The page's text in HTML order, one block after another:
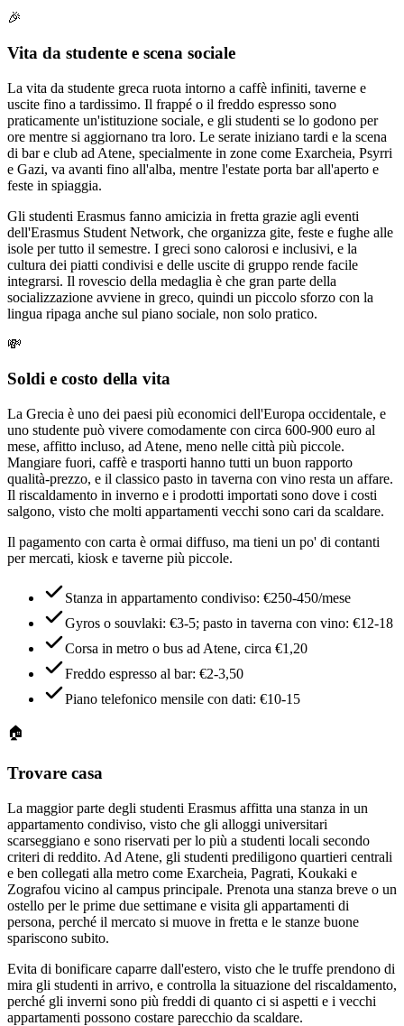
🎉
Vita da studente e scena sociale
La vita da studente greca ruota intorno a caffè infiniti, taverne e
uscite fino a tardissimo. Il frappé o il freddo espresso sono
praticamente un'istituzione sociale, e gli studenti se lo godono per
ore mentre si aggiornano tra loro. Le serate iniziano tardi e la scena
di bar e club ad Atene, specialmente in zone come Exarcheia, Psyrri
e Gazi, va avanti fino all'alba, mentre l'estate porta bar all'aperto e
feste in spiaggia.
Gli studenti Erasmus fanno amicizia in fretta grazie agli eventi
dell'Erasmus Student Network, che organizza gite, feste e fughe alle
isole per tutto il semestre. I greci sono calorosi e inclusivi, e la
cultura dei piatti condivisi e delle uscite di gruppo rende facile
integrarsi. Il rovescio della medaglia è che gran parte della
socializzazione avviene in greco, quindi un piccolo sforzo con la
lingua ripaga anche sul piano sociale, non solo pratico.
💸
Soldi e costo della vita
La Grecia è uno dei paesi più economici dell'Europa occidentale, e
uno studente può vivere comodamente con circa 600-900 euro al
mese, affitto incluso, ad Atene, meno nelle città più piccole.
Mangiare fuori, caffè e trasporti hanno tutti un buon rapporto
qualità-prezzo, e il classico pasto in taverna con vino resta un affare.
Il riscaldamento in inverno e i prodotti importati sono dove i costi
salgono, visto che molti appartamenti vecchi sono cari da scaldare.
Il pagamento con carta è ormai diffuso, ma tieni un po' di contanti
per mercati, kiosk e taverne più piccole.
Stanza in appartamento condiviso: €250-450/mese
Gyros o souvlaki: €3-5; pasto in taverna con vino: €12-18
Corsa in metro o bus ad Atene, circa €1,20
Freddo espresso al bar: €2-3,50
Piano telefonico mensile con dati: €10-15
🏠
Trovare casa
La maggior parte degli studenti Erasmus affitta una stanza in un
appartamento condiviso, visto che gli alloggi universitari
scarseggiano e sono riservati per lo più a studenti locali secondo
criteri di reddito. Ad Atene, gli studenti prediligono quartieri centrali
e ben collegati alla metro come Exarcheia, Pagrati, Koukaki e
Zografou vicino al campus principale. Prenota una stanza breve o un
ostello per le prime due settimane e visita gli appartamenti di
persona, perché il mercato si muove in fretta e le stanze buone
spariscono subito.
Evita di bonificare caparre dall'estero, visto che le truffe prendono di
mira gli studenti in arrivo, e controlla la situazione del riscaldamento,
perché gli inverni sono più freddi di quanto ci si aspetti e i vecchi
appartamenti possono costare parecchio da scaldare.